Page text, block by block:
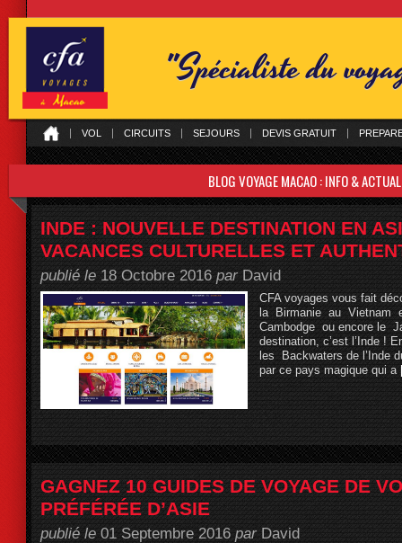
"Spécialiste du
VOL CIRCUITS SEJOURS DEVIS GRATUIT
BLOG VOYAGE MACAO : INFO &
INDE : NOUVELLE DESTINATION EN
VACANCES CULTURELLES ET
publié le 18 Octobre 2016 par David
CFA voyages vous fait
la Birmanie au Vietnam
Cambodge ou encore le
destination, c’est l’Inde !
les Backwaters de l’Inde
par ce pays magique qui a
GAGNEZ 10 GUIDES DE VOYAGE DE
PRÉFÉRÉE D’ASIE
publié le 01 Septembre 2016 parDavid